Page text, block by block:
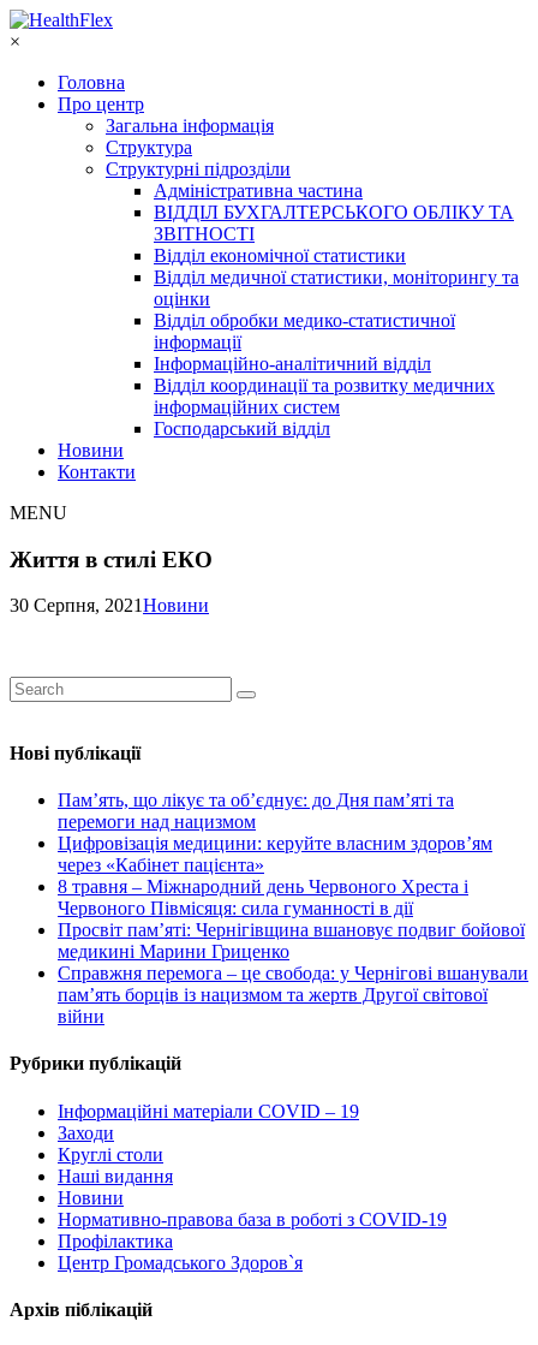
×
Головна
Про центр
Загальна інформація
Структура
Структурні підрозділи
Адміністративна частина
ВІДДІЛ БУХГАЛТЕРСЬКОГО ОБЛІКУ ТА
ЗВІТНОСТІ
Відділ економічної статистики
Відділ медичної статистики, моніторингу та
оцінки
Відділ обробки медико-статистичної
інформації
Інформаційно-аналітичний відділ
Відділ координації та розвитку медичних
інформаційних систем
Господарський відділ
Новини
Контакти
MENU
Життя в стилі ЕКО
30 Серпня, 2021Новини
Нові публікації
Пам’ять, що лікує та об’єднує: до Дня пам’яті та
перемоги над нацизмом
Цифровізація медицини: керуйте власним здоров’ям
через «Кабінет пацієнта»
8 травня – Міжнародний день Червоного Хреста і
Червоного Півмісяця: сила гуманності в дії
Просвіт пам’яті: Чернігівщина вшановує подвиг бойової
медикині Марини Гриценко
Справжня перемога – це свобода: у Чернігові вшанували
пам’ять борців із нацизмом та жертв Другої світової
війни
Рубрики публікацій
Інформаційні матеріали COVID – 19
Заходи
Круглі столи
Наші видання
Новини
Нормативно-правова база в роботі з COVID-19
Профілактика
Центр Громадського Здоров`я
Архів піблікацій